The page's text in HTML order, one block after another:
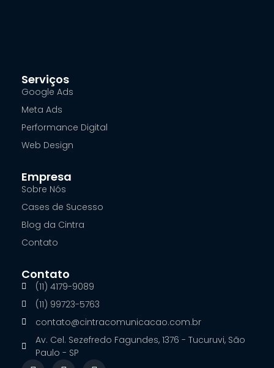
Serviços
Google Ads
Meta Ads
Performance Digital
Web Design
Empresa
Sobre Nós
Cases de Sucesso
Blog da Cintra
Contato
Contato
(11) 4179-9089
(11) 99723-5763
contato@cintracomunicacao.com.br
Av. Cel. Sezefredo Fagundes, 1376 - Tucuruvi, São
Paulo - SP
F I L